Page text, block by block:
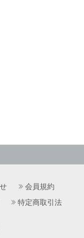
会員規約
特定商取引法